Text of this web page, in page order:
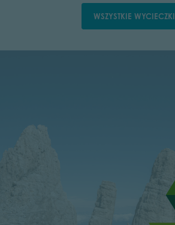
WSZYSTKIE WYCIECZKI